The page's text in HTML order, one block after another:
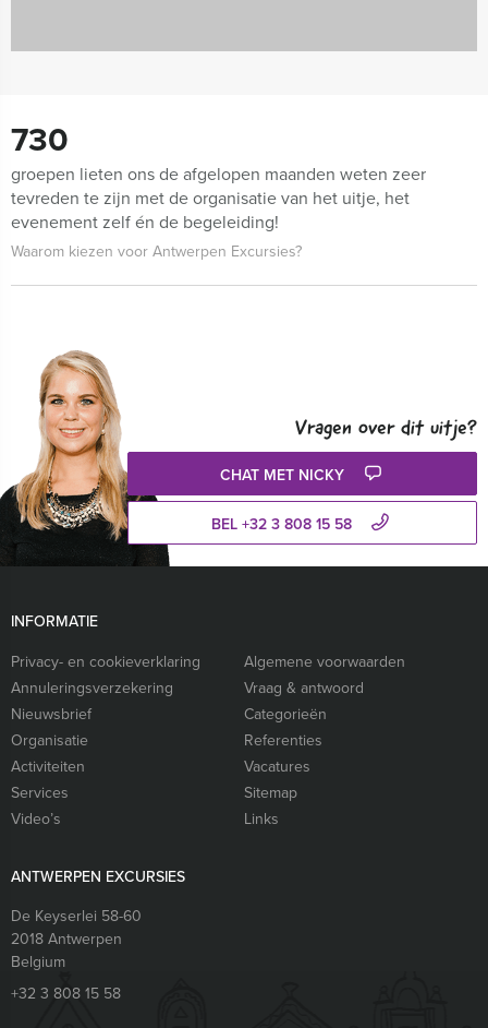
730
groepen lieten ons de afgelopen maanden weten zeer
tevreden te zijn met de organisatie van het uitje, het
evenement zelf én de begeleiding!
Waarom kiezen voor Antwerpen Excursies?
Vragen over dit uitje?
CHAT MET NICKY
BEL +32 3 808 15 58
INFORMATIE
Privacy- en cookieverklaring
Algemene voorwaarden
Annuleringsverzekering
Vraag & antwoord
Nieuwsbrief
Categorieën
Organisatie
Referenties
Activiteiten
Vacatures
Services
Sitemap
Video’s
Links
ANTWERPEN EXCURSIES
De Keyserlei 58-60
2018Antwerpen
Belgium
+32 3 808 15 58